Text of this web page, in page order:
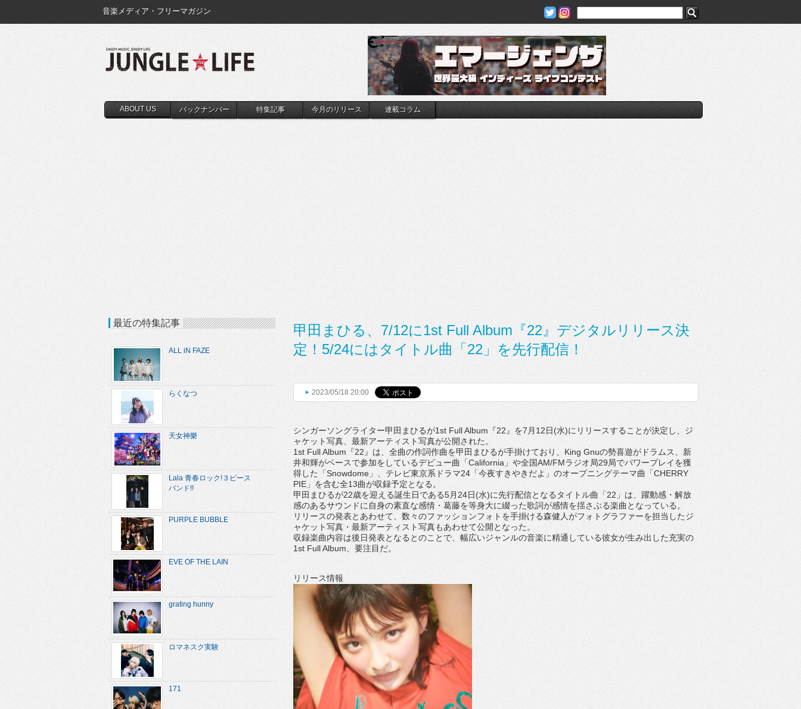
音楽メディア・フリーマガジン
ABOUT US バックナンバー 特集記事 今月のリリース 連載コラム
甲田まひる、7/12に1st Full Album『22』デジタルリリース決
定！5/24にはタイトル曲「22」を先行配信！
2023/05/18 20:00
シンガーソングライター甲田まひるが1st Full Album 『22 』を7 月 12日(水)にリリースすることが決定 し、ジ
ャケット写真、最新アーティスト写真が公開された。
1st Full Album 『22 』は、 全曲の作詞作曲を甲田まひるが手掛けており、 King Gnuの勢喜遊がドラムス、 新
井和輝がベースで参加をしているデビュー曲「California 」や全国AM/FMラジオ局29局でパワープレイを獲
得した
「Snowdome 」、テレビ東京系ドラマ24 「今夜すきやきだよ」のオープニングテーマ曲「CHERRY
PIE 」を含む全13曲が収録予定となる。
甲田まひるが22歳を迎える誕生日である5月 24日(水)に先行配信となるタイトル曲「22 」は、躍動感・ 解放
感のあるサウンドに自身の素直な感情・ 葛藤を等身大に綴った歌詞が感情を揺さぶる楽曲となっている。
リリースの発表とあわせて、 数々のファッションフォトを手掛ける森健人がフォトグラファーを担当したジ
ャケット写真・ 最新アーティスト写真もあわせて公開となった。
収録楽曲内容は後日発表となるとのことで、 幅広いジャンルの音楽に精通している彼女が生み出した充実の
1st Full Album 、要注目だ。
リリース情報
最近の特集記事
ALL iN FAZE
らくなつ
天女神樂
Lala 青春ロック!３ピース
バンド!!
PURPLE BUBBLE
EVE OF THE LAIN
grating hunny
ロマネスク実験
171